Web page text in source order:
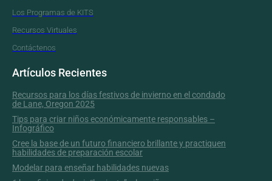
Los Programas de KITS
Recursos Virtuales
Contáctenos
Artículos Recientes
Recursos para los días festivos de invierno en el condado
de Lane, Oregon 2025
Tips para criar niños económicamente responsables –
Infográfico
Cree la base de un futuro financiero brillante y practiquen
habilidades de preparación escolar
Modelar para enseñar habilidades nuevas